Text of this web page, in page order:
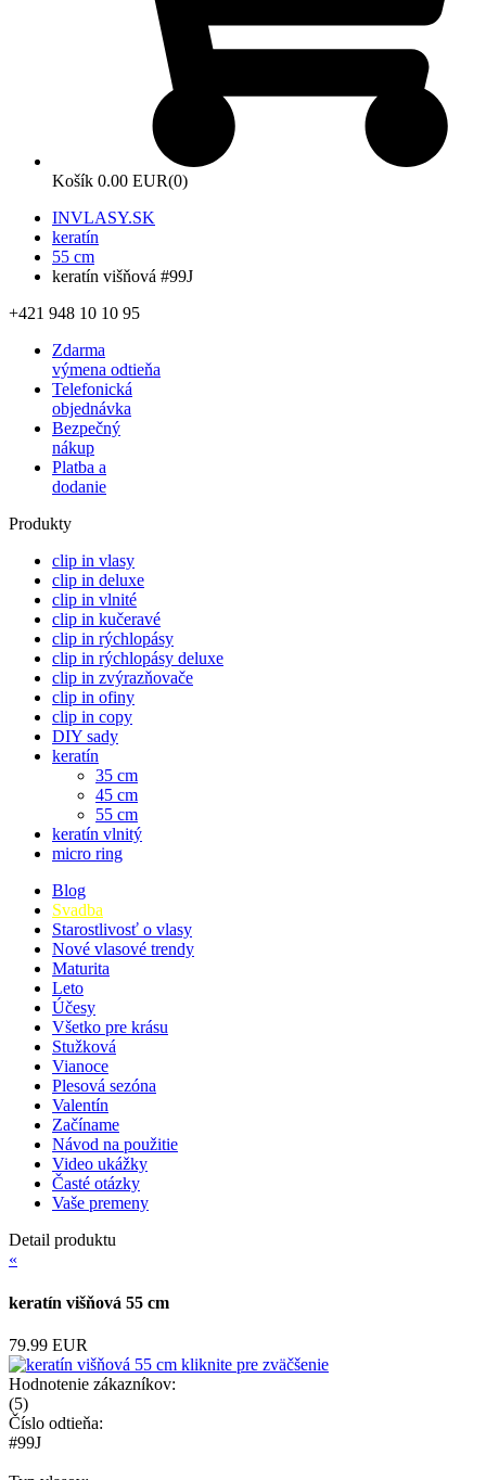
Košík 0.00 EUR(0)
INVLASY.SK
keratín
55 cm
keratín višňová #99J
+421 948 10 10 95
Zdarma
výmena odtieňa
Telefonická
objednávka
Bezpečný
nákup
Platba a
dodanie
Produkty
clip in vlasy
clip in deluxe
clip in vlnité
clip in kučeravé
clip in rýchlopásy
clip in rýchlopásy deluxe
clip in zvýrazňovače
clip in ofiny
clip in copy
DIY sady
keratín
35 cm
45 cm
55 cm
keratín vlnitý
micro ring
Blog
Svadba
Starostlivosť o vlasy
Nové vlasové trendy
Maturita
Leto
Účesy
Všetko pre krásu
Stužková
Vianoce
Plesová sezóna
Valentín
Začíname
Návod na použitie
Video ukážky
Časté otázky
Vaše premeny
Detail produktu
«
keratín višňová 55 cm
79.99 EUR
kliknite pre zväčšenie
Hodnotenie zákazníkov:
(5)
Číslo odtieňa:
#99J